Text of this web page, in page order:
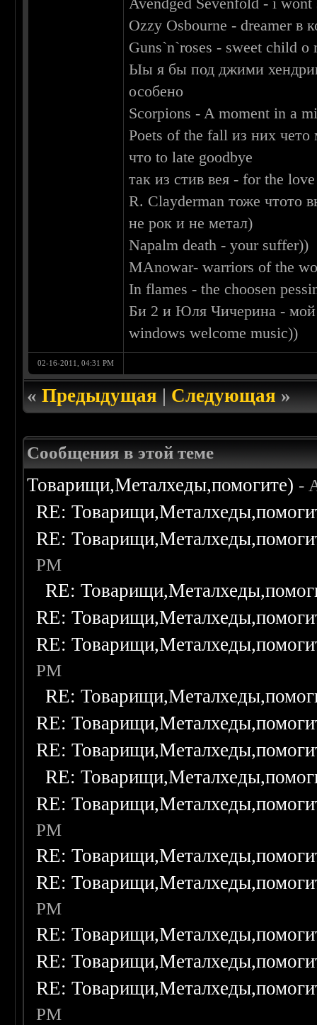
Ozzy Osbourne - dreamer в
Guns`n`roses - sweet child o
Ыы я бы под джими
особено
Scorpions - A moment in a
Poets of the fall из них
что to late goodbye
так из стив вея - for the
R. Clayderman тоже чтото
не рок и не метал)
Napalm death - your suffer))
MAnowar- warriors of the
In flames - the choosen
Би 2 и Юля Чичерина - мой
windows welcome music))
02-16-2011, 04:31 PM
«Предыдущая|Следующая»
Сообщения в этой теме
Товарищи,Металхеды,помогите) -
RE:
RE:
PM
RE:
RE:
RE:
PM
RE:
RE:
RE:
RE:
RE:
PM
RE:
RE:
PM
RE:
RE:
RE:
PM